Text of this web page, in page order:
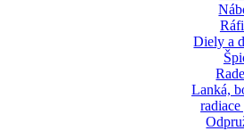
Diely a
Lanká,